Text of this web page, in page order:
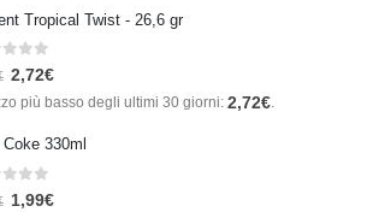
Tropical Twist - 26,6 gr
5
2,72€
più basso degli ultimi 30 giorni: 2,72€.
Coke 330ml
5
1,99€